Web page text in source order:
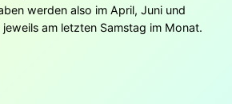
werden also im April, Juni und
am letzten Samstag im Monat.